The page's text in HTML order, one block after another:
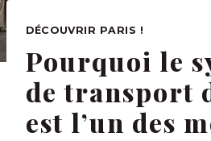
DÉCOUVRIR PARIS !
Pourquoi le
de transport
est l’un des